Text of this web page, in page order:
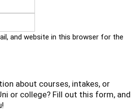
and website in this browser for the
about courses, intakes, or
or college? Fill out this form, and